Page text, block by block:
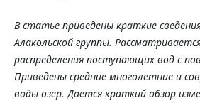
В статье приведены краткие
Алакольской группы.
распределения поступающих вод с
Приведены средние многолетние и
воды озер. Дается краткий обзор